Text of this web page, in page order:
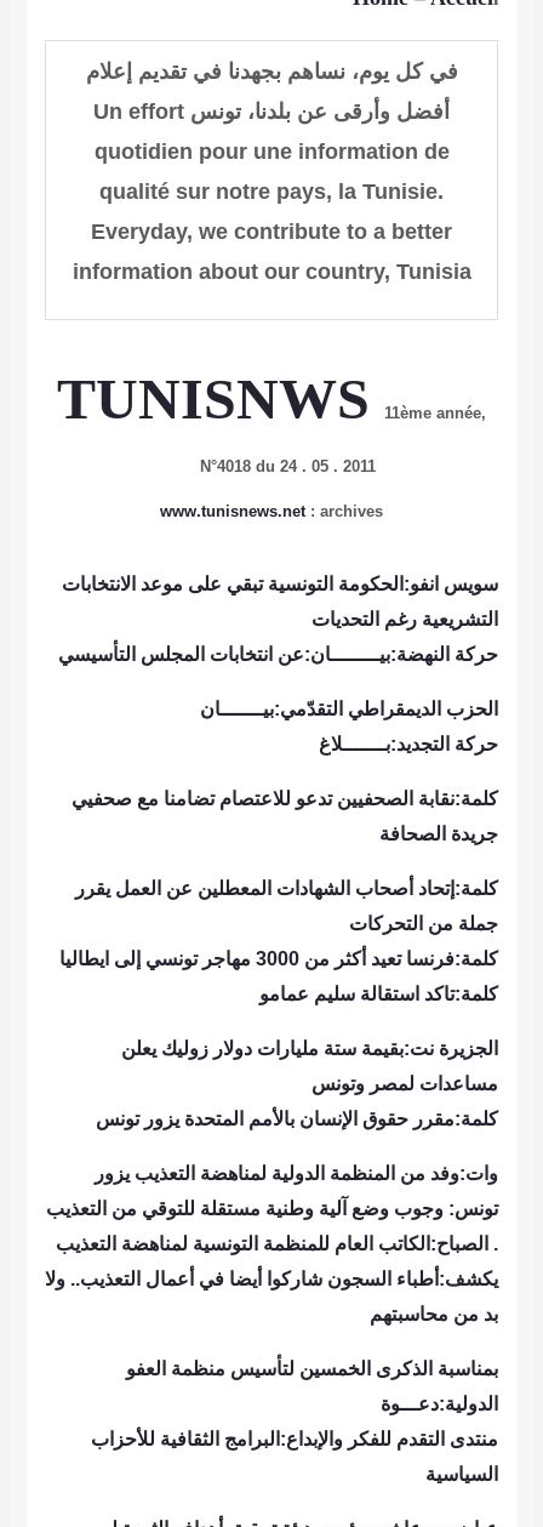
في كل يوم، نساهم بجهدنا في تقديم إعلام
أفضل وأرقى عن بلدنا، تونس Un effort
quotidien pour une information de
qualité sur notre pays, la Tunisie.
Everyday, we contribute to a better
information about our country, Tunisia
TUNISNWS 11ème année,
N°4018 du 24 . 05 . 2011
archives
:
www.tunisnews.net
سويس انفو:الحكومة التونسية تبقي على موعد الانتخابات
التشريعية رغم التحديات
حركة النهضة:بيــــــــان:عن انتخابات المجلس التأسيسي
الحزب الديمقراطي التقدّمي:بيـــــــان
حركة التجديد:بـــــــلاغ
كلمة:نقابة الصحفيين تدعو للاعتصام تضامنا مع صحفيي
جريدة الصحافة
كلمة:إتحاد أصحاب الشهادات المعطلين عن العمل يقرر
جملة من التحركات
كلمة:فرنسا تعيد أكثر من 3000 مهاجر تونسي إلى ايطاليا
كلمة:تاكد استقالة سليم عمامو
الجزيرة نت:بقيمة ستة مليارات دولار زوليك يعلن
مساعدات لمصر وتونس
كلمة:مقرر حقوق الإنسان بالأمم المتحدة يزور تونس
وات:وفد من المنظمة الدولية لمناهضة التعذيب يزور
تونس: وجوب وضع آلية وطنية مستقلة للتوقي من التعذيب
. الصباح:الكاتب العام للمنظمة التونسية لمناهضة التعذيب
يكشف:أطباء السجون شاركوا أيضا في أعمال التعذيب.. ولا
بد من محاسبتهم
بمناسبة الذكرى الخمسين لتأسيس منظمة العفو
الدولية:دعـــوة
منتدى التقدم للفكر والإبداع:البرامج الثقافية للأحزاب
السياسية